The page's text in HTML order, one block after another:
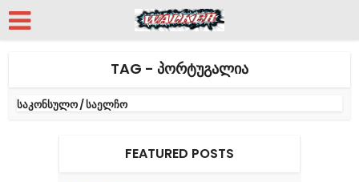
TAG - ᲞᲝᲠᲢᲣᲒᲐᲚᲘᲐ
საკონსულო / საელჩო
FEATURED POSTS